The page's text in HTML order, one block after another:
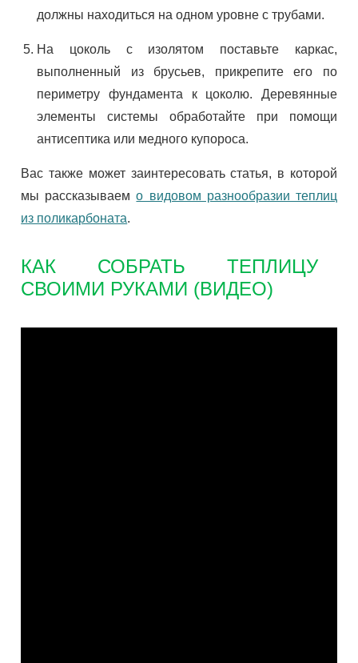
должны находиться на одном уровне с трубами.
На цоколь с изолятом поставьте каркас,
выполненный из брусьев, прикрепите его по
периметру фундамента к цоколю. Деревянные
элементы системы обработайте при помощи
антисептика или медного купороса.
Вас также может заинтересовать статья, в которой
мы рассказываемо видовом разнообразии теплиц
из поликарбоната.
КАК СОБРАТЬ ТЕПЛИЦУ
СВОИМИ РУКАМИ (ВИДЕО)